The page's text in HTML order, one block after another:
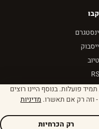
נבנה מהר. נטען מהר. טעים תמיד.
פועלות. בנוסף היינו רוצים
וזה רק אם תאשרו. מדיניות
רק הכרחיות